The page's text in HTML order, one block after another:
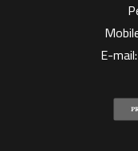
E-mail: